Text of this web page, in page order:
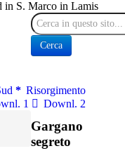
in S. Marco in Lamis
Cerca
Cerca
Risorgimento
1
Downl. 2
Gargano
segreto